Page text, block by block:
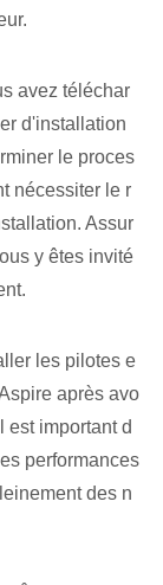
avez téléchar
d'installation
le proces
nécessiter le r
Assur
y êtes invité
les pilotes e
après avo
important d
performances
des n